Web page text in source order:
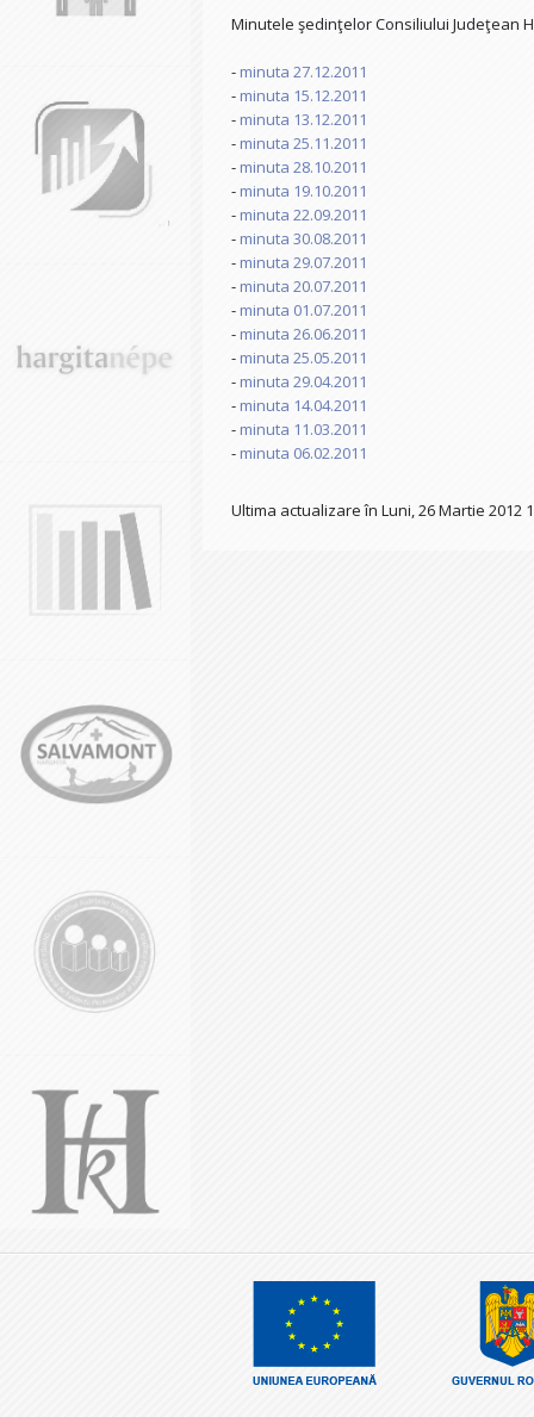
Minutele şedinţelor Consiliului Judeţean
-minuta 27.12.2011
-minuta 15.12.2011
-minuta 13.12.2011
-minuta 25.11.2011
-minuta 28.10.2011
-minuta 19.10.2011
-minuta 22.09.2011
-minuta 30.08.2011
-minuta 29.07.2011
-minuta 20.07.2011
-minuta 01.07.2011
-minuta 26.06.2011
-minuta 25.05.2011
-minuta 29.04.2011
-minuta 14.04.2011
-minuta 11.03.2011
-minuta 06.02.2011
Ultima actualizare în Luni, 26 Martie 2012